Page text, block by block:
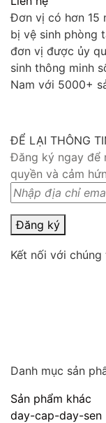
Đơn vị có hơn 15
bị vệ sinh phòng
đơn vị được ủy
sinh thông minh
Nam với 5000+
ĐỂ LẠI THÔNG
Đăng ký ngay để
quyền và cảm
Đăng ký
Kết nối với chúng
Danh mục sản
Sản phẩm khác
day-cap-day-sen